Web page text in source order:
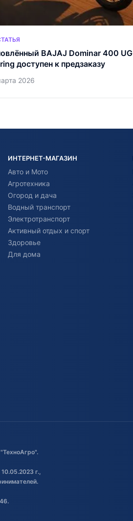
BAJAJ Dominar 400 UG
доступен к предзаказу
2026
ИНТЕРНЕТ-МАГАЗИН
Авто и Мото
Агротехника
Огород и дача
Водный транспорт
Электротранспорт
Активный отдых и спорт
Здоровье
Для дома
г.,